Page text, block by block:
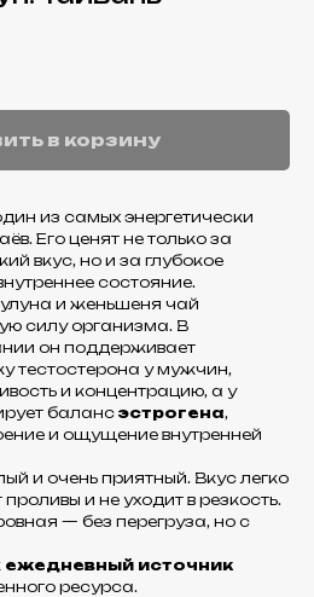
в корзину
из самых энергетически
Его ценят не только за
вкус, но и за глубокое
состояние.
и женьшеня чай
силу организма. В
он поддерживает
тестостерона у мужчин,
и концентрацию, а у
баланс эстрогена,
и ощущение внутренней
и очень приятный. Вкус легко
и не уходит в резкость.
— без перегруза, но с
ежедневный источник
ресурса.